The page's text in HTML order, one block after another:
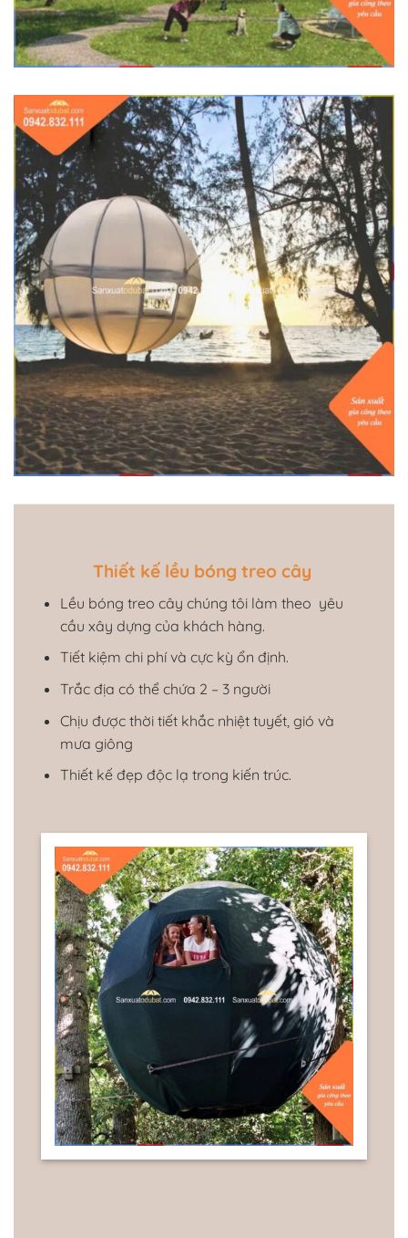
Thiết kế lều bóng treo cây
Lều bóng treo cây chúng tôi làm theo yêu
cầu xây dựng của khách hàng.
Tiết kiệm chi phí và cực kỳ ổn định.
Trắc địa có thể chứa 2 – 3 người
Chịu được thời tiết khắc nhiệt tuyết, gió và
mưa giông
Thiết kế đẹp độc lạ trong kiến ​​trúc.